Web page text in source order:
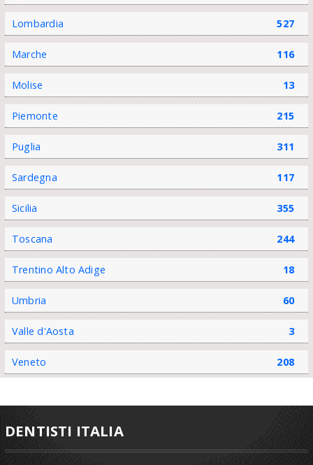
Lombardia 527
Marche 116
Molise 13
Piemonte 215
Puglia 311
Sardegna 117
Sicilia 355
Toscana 244
Trentino Alto Adige 18
Umbria 60
Valle d'Aosta 3
Veneto 208
DENTISTI ITALIA